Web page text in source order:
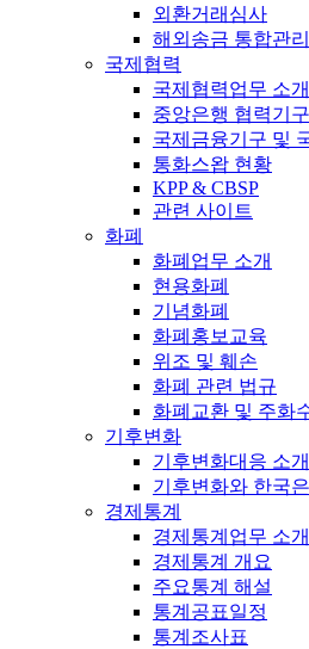
외환거래심사
해외송금 통합관
국제협력
국제협력업무 소개
중앙은행 협력기구
국제금융기구 및
통화스왑 현황
KPP & CBSP
관련 사이트
화폐
화폐업무 소개
현용화폐
기념화폐
화폐홍보교육
위조 및 훼손
화폐 관련 법규
화폐교환 및 주화
기후변화
기후변화대응 소개
기후변화와 한국
경제통계
경제통계업무 소개
경제통계 개요
주요통계 해설
통계공표일정
통계조사표